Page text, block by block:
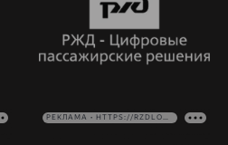
РЕКЛАМА • HTTPS://RZDLOG.RU/